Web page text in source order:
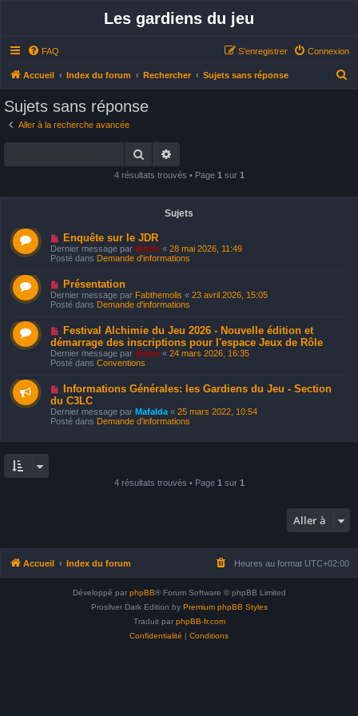
Les gardiens du jeu
FAQ Connexion
S’enregistrer
Accueil Index du forum Rechercher Sujets sans réponse
Sujets sans réponse
Aller à la recherche avancée
Rechercher
4 résultats trouvés • Page 1 sur 1
Sujets
N
o
u
v
u
m
a
g
e
Enquête sur le JDR
Dernier message par dinbo « 28 mai 2026, 11:49
Posté dans Demande d'informations
N
o
u
v
u
m
e
s
a
g
e
Présentation
Dernier message par Fabthemolis « 23 avril 2026, 15:05
Posté dans Demande d'informations
N
o
u
v
e
u
m
e
s
s
g
Festival Alchimie du Jeu 2026 - Nouvelle édition et
démarrage des inscriptions pour l'espace Jeux de Rôle
Dernier message par dinbo « 24 mars 2026, 16:35
Posté dans Conventions
N
u
v
e
u
Informations Générales: les Gardiens du Jeu - Section
du C3LC
Dernier message par Mafalda « 25 mars 2022, 10:54
Posté dans Demande d'informations
4 résultats trouvés • Page 1 sur 1
Aller à
Accueil Index du forum Heures au format UTC+02:00
Développé par phpBB® Forum Software © phpBB Limited
Prosilver Dark Edition by Premium phpBB Styles
Traduit par phpBB-fr.com
Confidentialité | Conditions